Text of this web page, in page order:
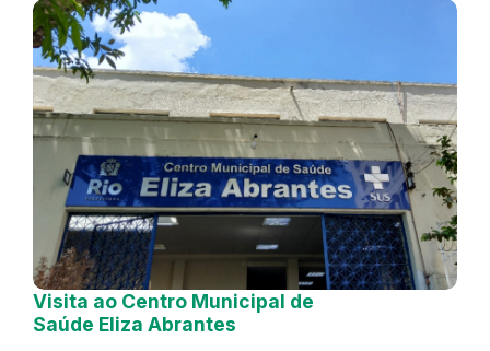
Visita ao Centro Municipal de
Saúde Eliza Abrantes